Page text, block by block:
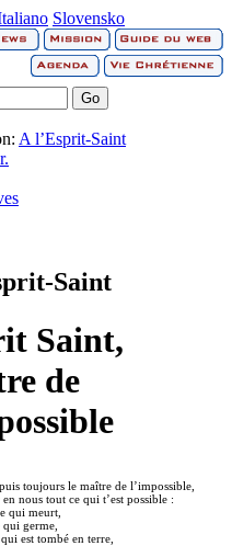
Slovensko
A l’Esprit-Saint
Saint
Saint,
de
toujours le maître de l’impossible,
nous tout ce qui t’est possible :
qui meurt,
germe,
est tombé en terre,